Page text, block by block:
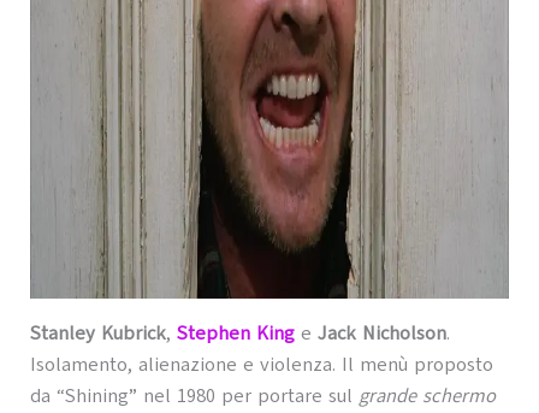
Stanley Kubrick, Stephen Kinge Jack Nicholson.
Isolamento, alienazione e violenza. Il menù proposto
da “Shining” nel 1980 per portare sul grande schermo